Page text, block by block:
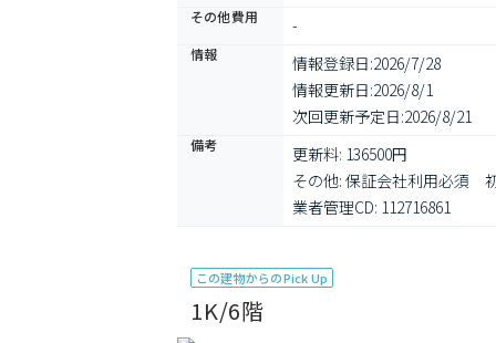
その他費用 -
情報 情報登録日:2026/7/28
情報更新日:2026/8/1
次回更新予定日:2026/8/21
備考
更新料: 136500円
その他: 保証会社利用必須　
業者管理CD: 112716861
この建物からのPick Up
1K/6階